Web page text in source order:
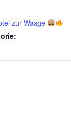
zur Waage